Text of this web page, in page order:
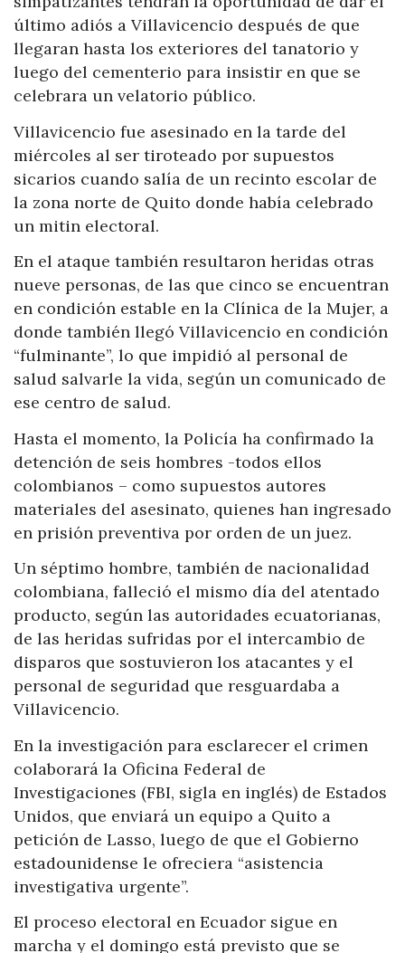
último adiós a Villavicencio después de que
llegaran hasta los exteriores del tanatorio y
luego del cementerio para insistir en que se
celebrara un velatorio público.
Villavicencio fue asesinado en la tarde del
miércoles al ser tiroteado por supuestos
sicarios cuando salía de un recinto escolar de
la zona norte de Quito donde había celebrado
un mitin electoral.
En el ataque también resultaron heridas otras
nueve personas, de las que cinco se encuentran
en condición estable en la Clínica de la Mujer, a
donde también llegó Villavicencio en condición
“fulminante”, lo que impidió al personal de
salud salvarle la vida, según un comunicado de
ese centro de salud.
Hasta el momento, la Policía ha confirmado la
detención de seis hombres -todos ellos
colombianos – como supuestos autores
materiales del asesinato, quienes han ingresado
en prisión preventiva por orden de un juez.
Un séptimo hombre, también de nacionalidad
colombiana, falleció el mismo día del atentado
producto, según las autoridades ecuatorianas,
de las heridas sufridas por el intercambio de
disparos que sostuvieron los atacantes y el
personal de seguridad que resguardaba a
Villavicencio.
En la investigación para esclarecer el crimen
colaborará la Oficina Federal de
Investigaciones (FBI, sigla en inglés) de Estados
Unidos, que enviará un equipo a Quito a
petición de Lasso, luego de que el Gobierno
estadounidense le ofreciera “asistencia
investigativa urgente”.
El proceso electoral en Ecuador sigue en
marcha y el domingo está previsto que se